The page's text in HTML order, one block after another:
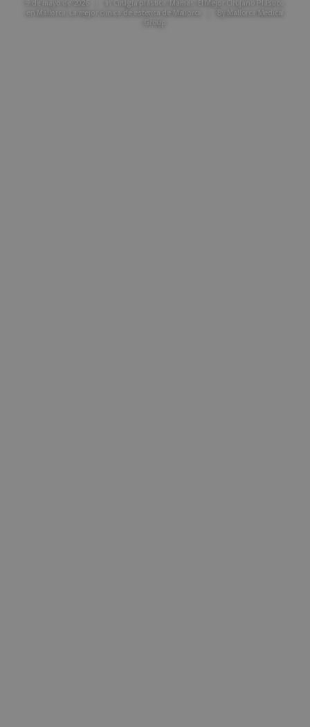
9 de mayo de 2026 Cirugía plástica Mamas
El Mejor Cirujano Plástico
en Mallorca
La mejor clínica de estética de Mallorca By
Mallorca Medical